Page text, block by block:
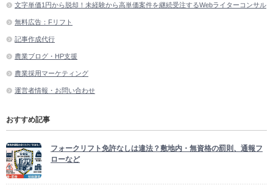
文字単価1円から脱却！未経験から高単価案件を継続受注するWebライターコンサル
無料広告：Fリフト
記事作成代行
農業ブログ・HP支援
農業採用マーケティング
運営者情報・お問い合わせ
おすすめ記事
フォークリフト免許なしは違法？敷地内・無資格の罰則、通報フ
ローなど